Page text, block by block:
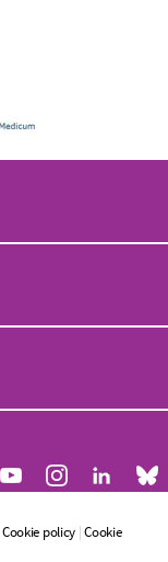
Cookie policy |Cookie